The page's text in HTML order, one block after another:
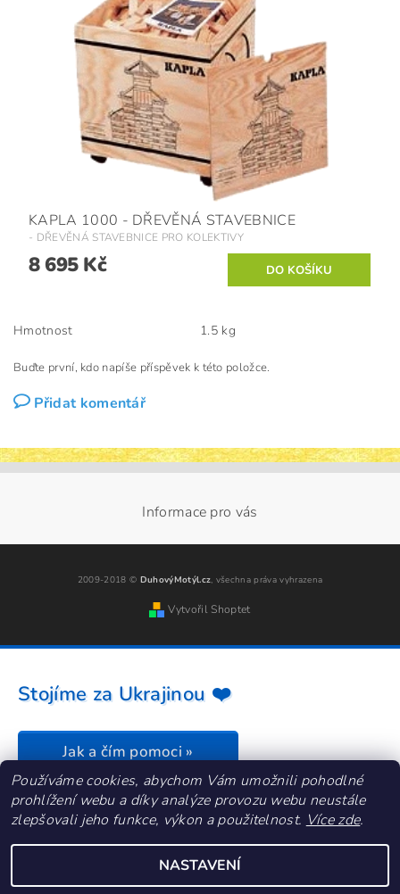
KAPLA 1000 - DŘEVĚNÁ STAVEBNICE
- DŘEVĚNÁ STAVEBNICE PRO KOLEKTIVY
8 695 Kč
Hmotnost 1.5 kg
Buďte první, kdo napíše příspěvek k této položce.
Přidat komentář
Informace pro vás
2009-2018 © DuhovýMotýl.cz, všechna práva vyhrazena
Vytvořil Shoptet
Používáme cookies, abychom Vám umožnili pohodlné
prohlížení webu a díky analýze provozu webu neustále
zlepšovali jeho funkce, výkon a použitelnost. Více zde.
NASTAVENÍ
Stojíme za Ukrajinou ❤️
Jak a čím pomoci »